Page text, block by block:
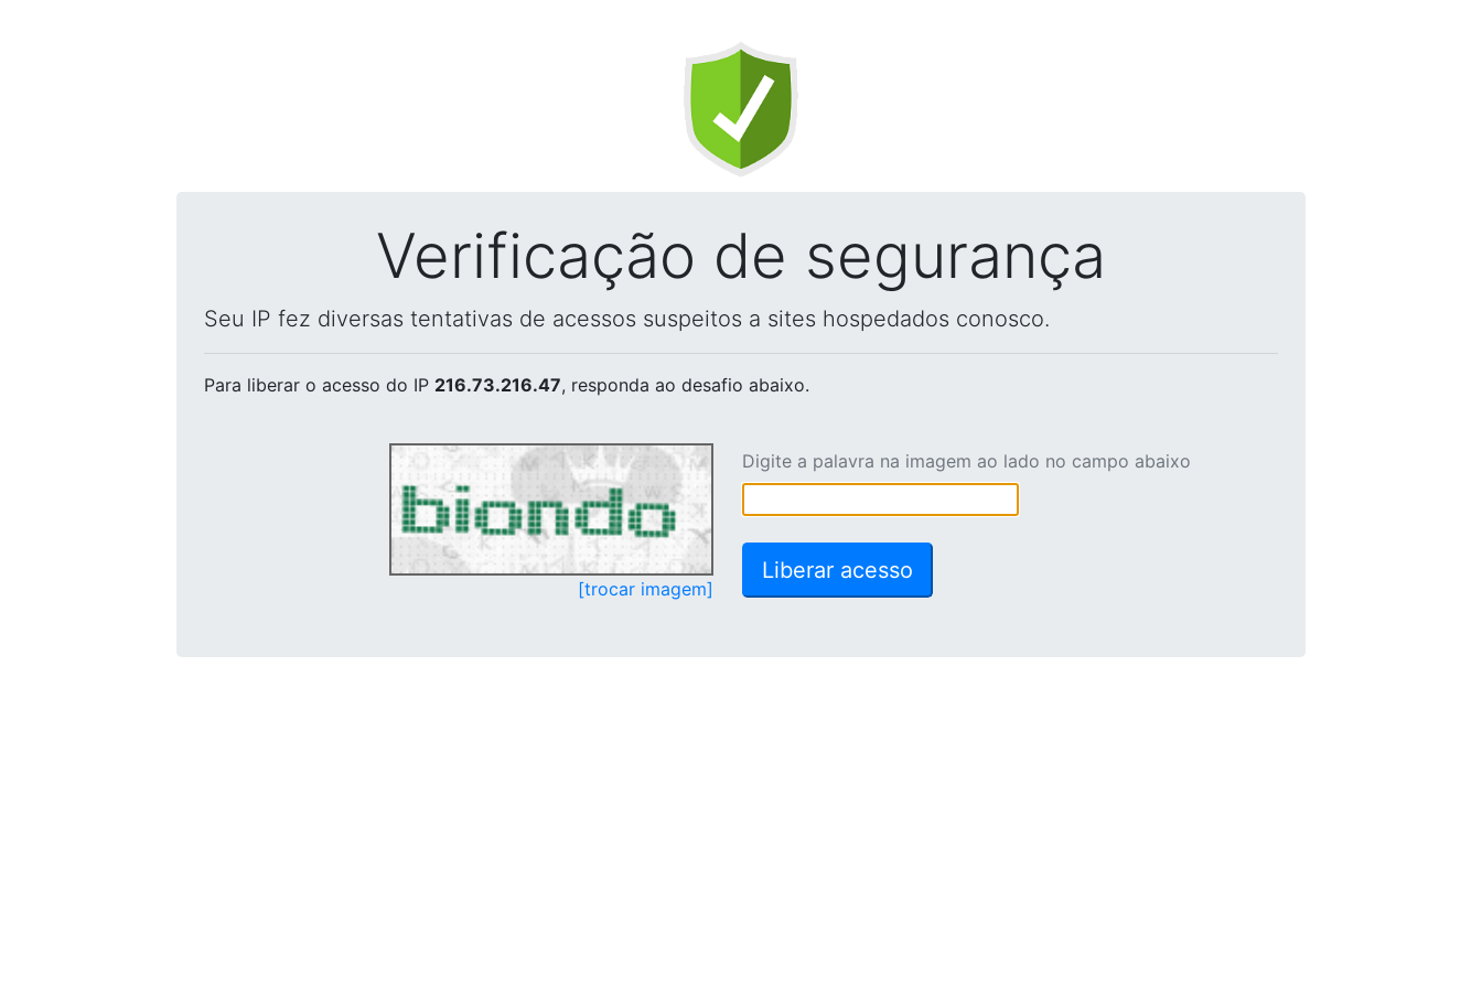
Verificação de segurança
Seu IP fez diversas tentativas de acessos suspeitos a sites hospedados conosco.
Para liberar o acesso do IP 216.73.216.47, responda ao desafio abaixo.
[trocar imagem]
Digite a palavra na imagem ao lado no campo abaixo